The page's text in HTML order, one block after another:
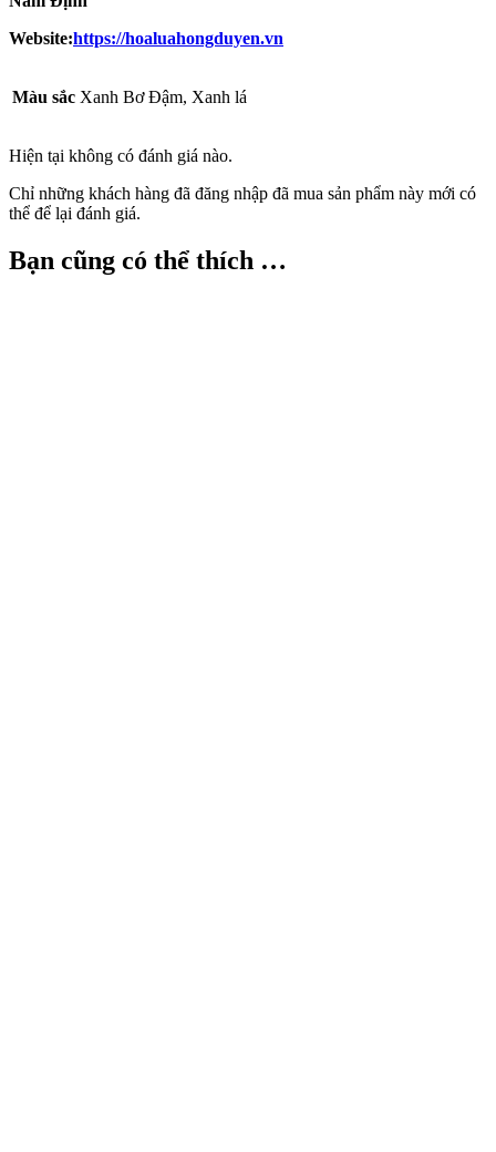
Website:https://hoaluahongduyen.vn
Màu sắc Xanh Bơ Đậm, Xanh lá
Hiện tại không có đánh giá nào.
Chỉ những khách hàng đã đăng nhập đã mua sản phẩm này mới có
thể để lại đánh giá.
Bạn cũng có thể thích …